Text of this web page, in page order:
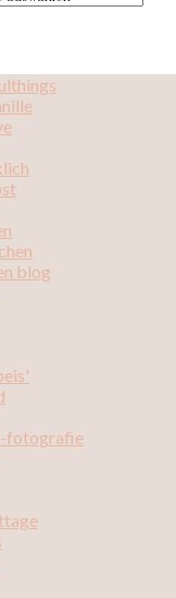
blog
fotografie